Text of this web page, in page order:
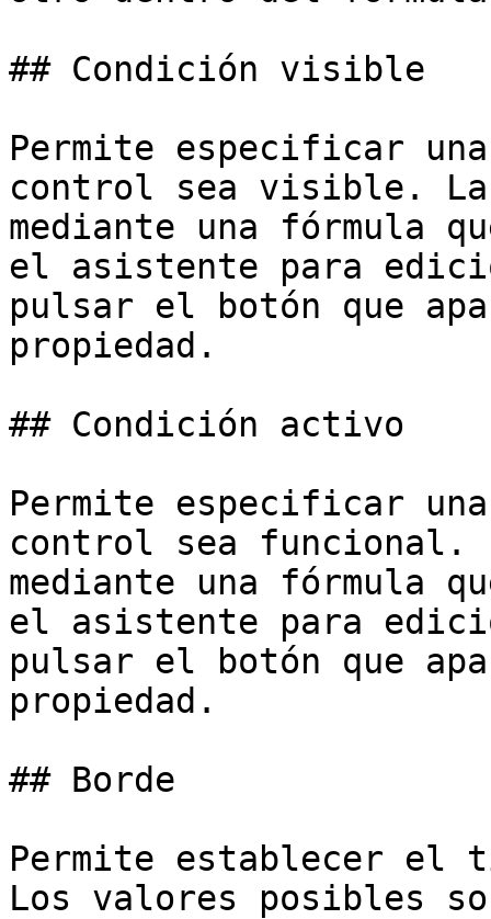
## Condición visible
Permite especificar
control sea visible. La
mediante una fórmula
el asistente para
pulsar el botón que
propiedad.
## Condición activo
Permite especificar
control sea funcional.
mediante una fórmula
el asistente para
pulsar el botón que
propiedad.
## Borde
Permite establecer el
Los valores posibles